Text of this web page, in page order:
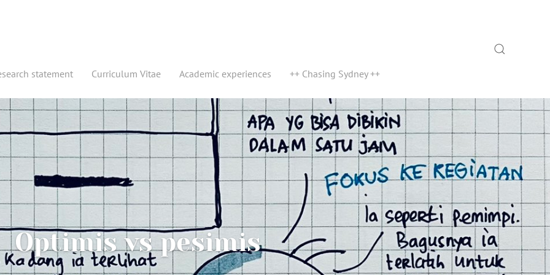
statement Curriculum Vitae Academic experiences ++ Chasing Sydney ++
Search
Optimis vs pesimis